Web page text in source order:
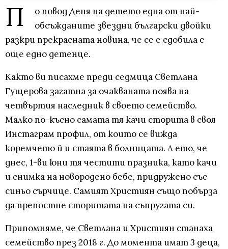
П
о повод Деня на детето една от най-
обсъжданите звездни български двойки
разкри прекрасната новина, че се е сдобила с
още едно детенце.
Както ви писахме преди седмица Светлана
Гущерова загатна за очакваната поява на
четвъртия наследник в своето семейство.
Малко по-късно самата тя качи сторита в своя
Инстаграм профил, от които се вижда
коремчето й и стаята в болницата. А ето, че
днес, 1-ви юни тя честити празника, като качи
и снимка на новородено бебе, придружено със
синьо сърчице. Самият Християн също побърза
да препостне сторитата на съпругата си.
Припомняме, че Светлана и Християн станаха
семейство през 2018 г. До момента имат 3 деца,